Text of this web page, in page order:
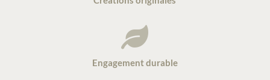

Engagement durable